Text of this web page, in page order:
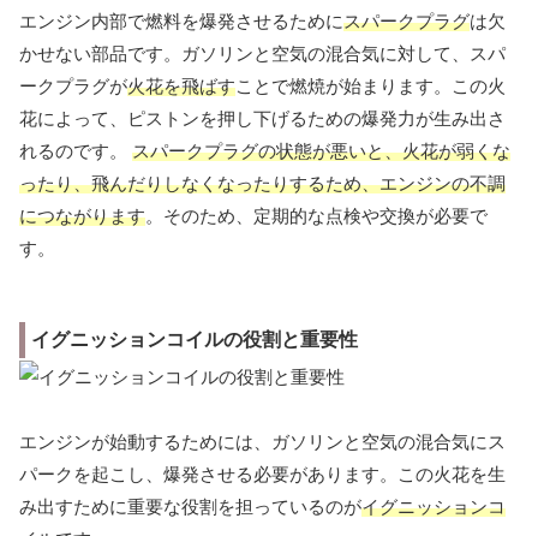
エンジン内部で燃料を爆発させるためにスパークプラグは欠
かせない部品です。ガソリンと空気の混合気に対して、スパ
ークプラグが火花を飛ばすことで燃焼が始まります。この火
花によって、ピストンを押し下げるための爆発力が生み出さ
れるのです。 スパークプラグの状態が悪いと、火花が弱くな
ったり、飛んだりしなくなったりするため、エンジンの不調
につながります。そのため、定期的な点検や交換が必要で
す。
イグニッションコイルの役割と重要性
エンジンが始動するためには、ガソリンと空気の混合気にス
パークを起こし、爆発させる必要があります。この火花を生
み出すために重要な役割を担っているのがイグニッションコ